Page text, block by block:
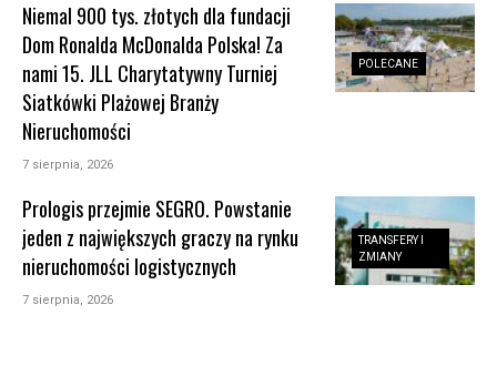
POLECANE
Niemal 900 tys. złotych dla fundacji
Dom Ronalda McDonalda Polska! Za
nami 15. JLL Charytatywny Turniej
Siatkówki Plażowej Branży
Nieruchomości
7 sierpnia, 2026
TRANSFERY I
ZMIANY
Prologis przejmie SEGRO. Powstanie
jeden z największych graczy na rynku
nieruchomości logistycznych
7 sierpnia, 2026